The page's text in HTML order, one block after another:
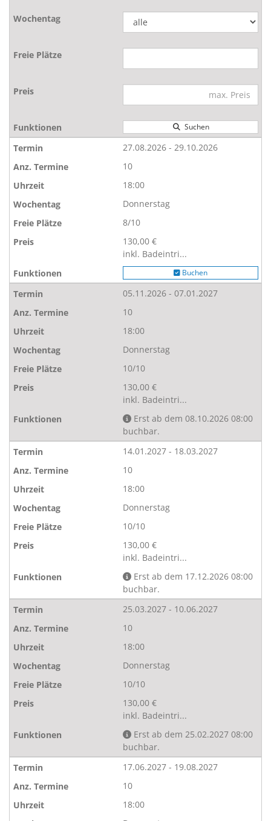
Suchen
27.08.2026 - 29.10.2026
10
18:00
Donnerstag
8/10
130,00 €
inkl. Badeintri...
Buchen
05.11.2026 - 07.01.2027
10
18:00
Donnerstag
10/10
130,00 €
inkl. Badeintri...
Erst ab dem 08.10.2026 08:00
buchbar.
14.01.2027 - 18.03.2027
10
18:00
Donnerstag
10/10
130,00 €
inkl. Badeintri...
Erst ab dem 17.12.2026 08:00
buchbar.
25.03.2027 - 10.06.2027
10
18:00
Donnerstag
10/10
130,00 €
inkl. Badeintri...
Erst ab dem 25.02.2027 08:00
buchbar.
17.06.2027 - 19.08.2027
10
18:00